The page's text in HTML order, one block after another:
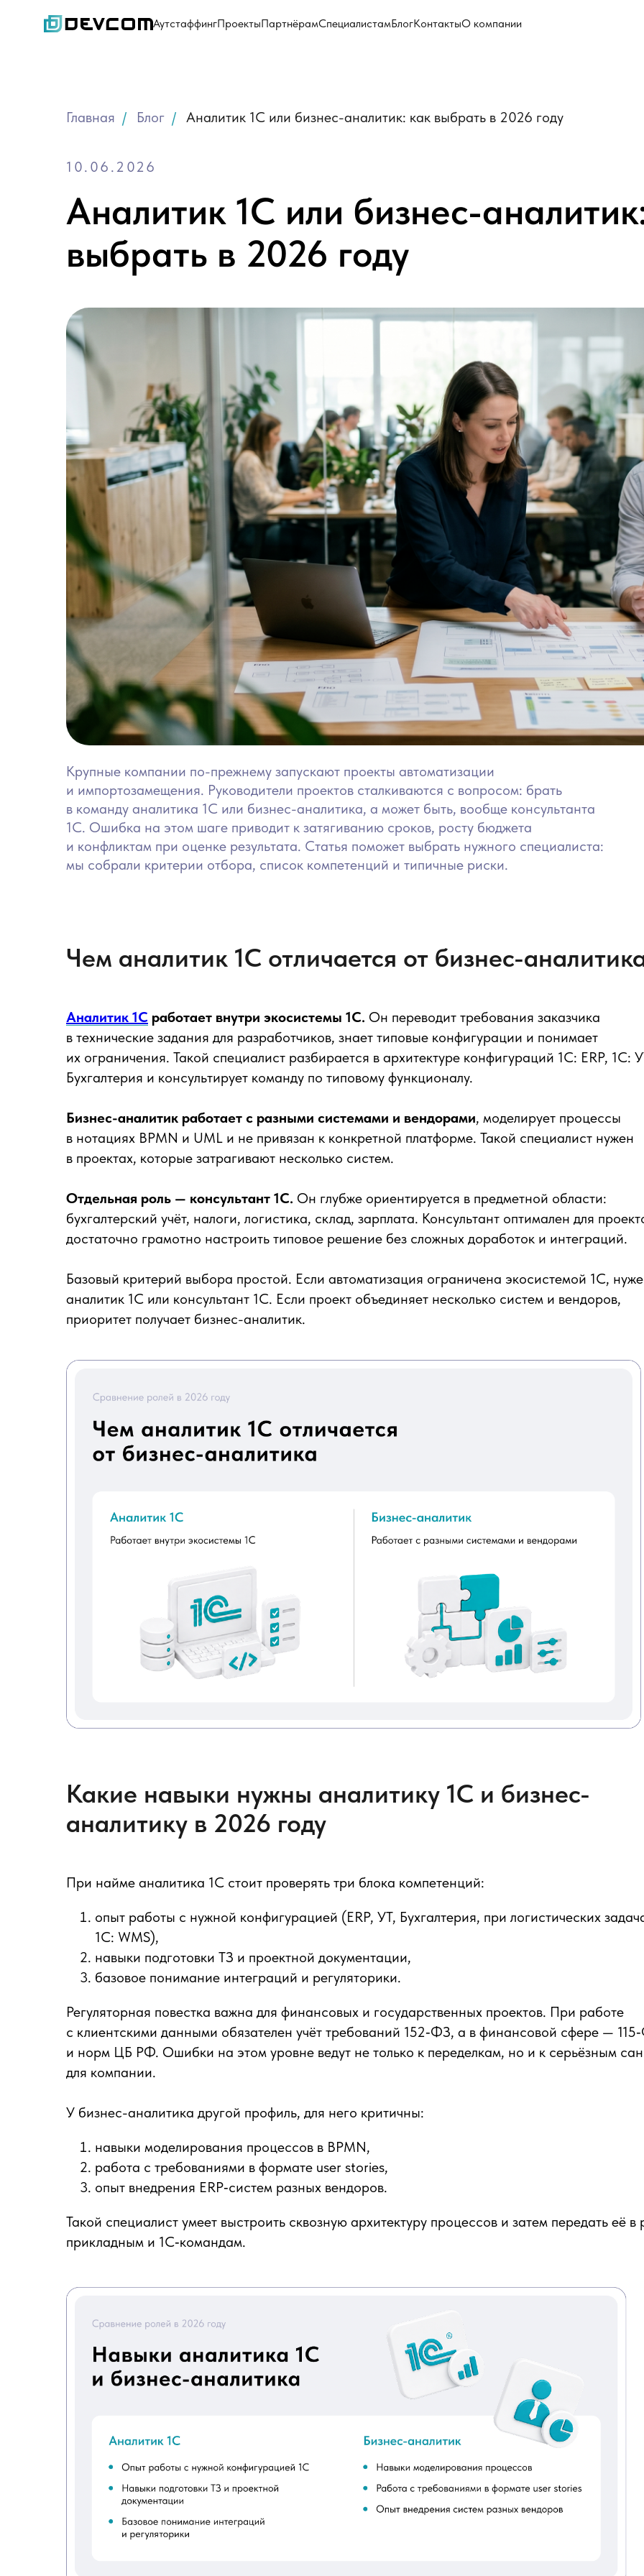
АутстаффингПроектыПартнёрамСпециалистамБлогКонтактыО компании
Главная / Блог / Аналитик 1С или бизнес-аналитик: как выбрать в 2026 году
10.06.2026
Аналитик 1С или бизнес-
выбрать в 2026 году
Крупные компании по-прежнему запускают проекты автоматизации
и импортозамещения. Руководители проектов сталкиваются с вопросом: брать
в команду аналитика 1С или бизнес-аналитика, а может быть, вообще консультанта
1С. Ошибка на этом шаге приводит к затягиванию сроков, росту бюджета
и конфликтам при оценке результата. Статья поможет выбрать нужного специалиста:
мы собрали критерии отбора, список компетенций и типичные риски.
Чем аналитик 1С отличается от бизнес-
Аналитик 1С работает внутри экосистемы 1С. Он переводит требования заказчика
в технические задания для разработчиков, знает типовые конфигурации и понимает
их ограничения. Такой специалист разбирается в архитектуре конфигураций 1С: ERP, 1С:
Бухгалтерия и консультирует команду по типовому функционалу.
Бизнес-аналитик работает с разными системами и вендорами, моделирует процессы
в нотациях BPMN и UML и не привязан к конкретной платформе. Такой специалист нужен
в проектах, которые затрагивают несколько систем.
Отдельная роль — консультант 1С. Он глубже ориентируется в предметной области:
бухгалтерский учёт, налоги, логистика, склад, зарплата. Консультант оптимален для
достаточно грамотно настроить типовое решение без сложных доработок и интеграций.
Базовый критерий выбора простой. Если автоматизация ограничена экосистемой 1С,
аналитик 1С или консультант 1С. Если проект объединяет несколько систем и вендоров,
приоритет получает бизнес-аналитик.
Какие навыки нужны аналитику 1С и бизнес-
аналитику в 2026 году
При найме аналитика 1С стоит проверять три блока компетенций:
опыт работы с нужной конфигурацией (ERP, УТ, Бухгалтерия, при логистических
1С: WMS),
навыки подготовки ТЗ и проектной документации,
базовое понимание интеграций и регуляторики.
Регуляторная повестка важна для финансовых и государственных проектов. При работе
с клиентскими данными обязателен учёт требований 152‑ФЗ, а в финансовой сфере —
и норм ЦБ РФ. Ошибки на этом уровне ведут не только к переделкам, но и к серьёзным
для компании.
У бизнес-аналитика другой профиль, для него критичны:
навыки моделирования процессов в BPMN,
работа с требованиями в формате user stories,
опыт внедрения ERP‑систем разных вендоров.
Такой специалист умеет выстроить сквозную архитектуру процессов и затем передать её в
прикладным и 1С‑командам.